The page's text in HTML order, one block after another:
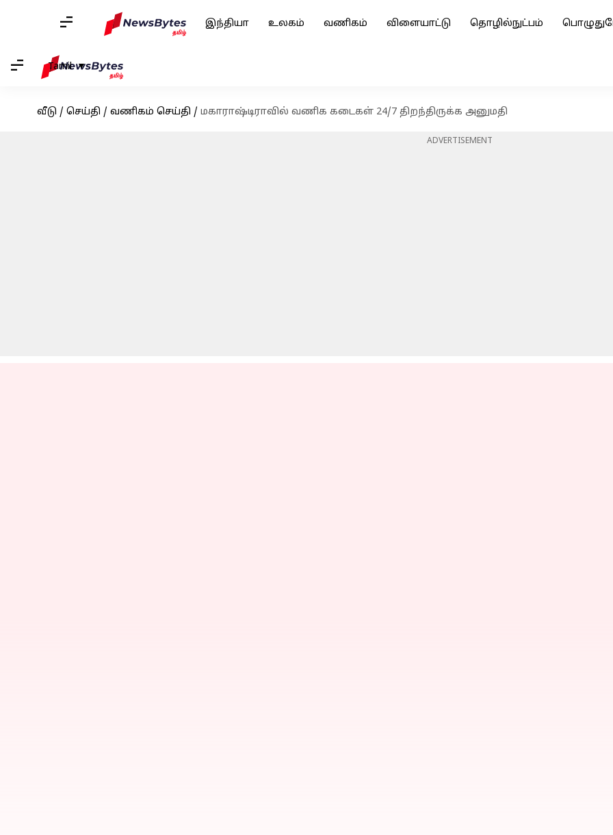
இந்தியா உலகம் வணிகம் விளையாட்டு தொழில்நுட்பம்
Tamil
வீடு / செய்தி / வணிகம் செய்தி / மகாராஷ்டிராவில் வணிக கடைகள் 24/7 திறந்திருக்க அனுமதி
ADVERTISEMENT